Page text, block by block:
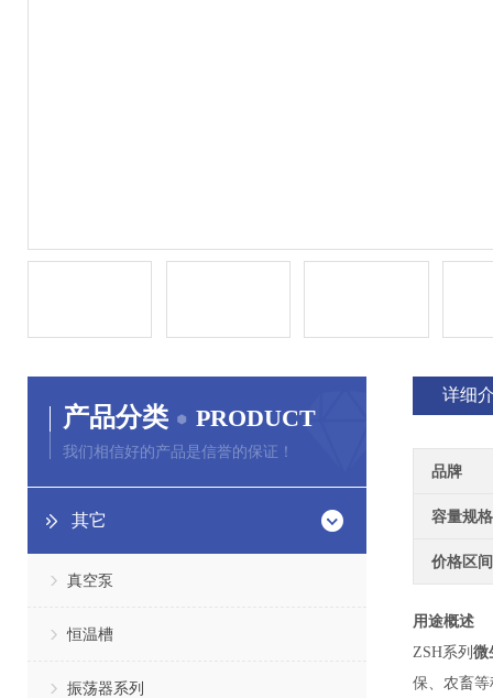
产品分类 PRODUCT
我们相信好的产品是信誉的保证！
其它
真空泵
恒温槽
振荡器系列
详细
品牌
容量规格
价格区间
用途概述
ZSH系列 微
保、农畜